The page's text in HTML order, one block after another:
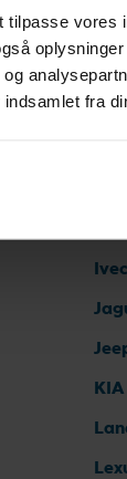
tilpasse vores
fraFiat
KIA